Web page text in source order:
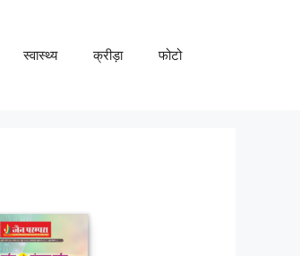
स्वास्थ्य क्रीड़ा फोटो